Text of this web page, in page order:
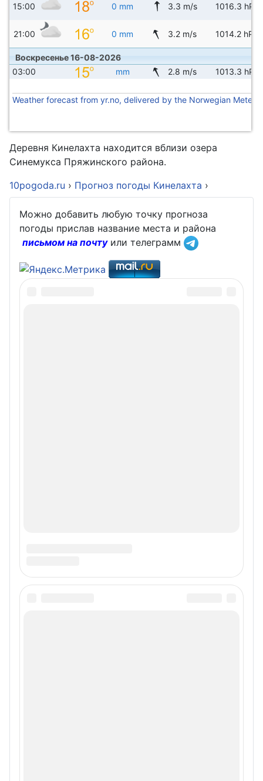
15:00 0 mm 3.3 m/s 1016.3 hPa
21:00 0 mm 3.2 m/s 1014.2 hPa
Воскресенье 16-08-2026
03:00
mm 2.8 m/s 1013.3 hPa
Weather forecast from yr.no, delivered by the Norwegian
Деревня Кинелахта находится вблизи озера
Синемукса Пряжинского района.
10pogoda.ru › Прогноз погоды Кинелахта ›
Можно добавить любую точку прогноза
погоды прислав название места и района
письмом на почтуили телеграмм